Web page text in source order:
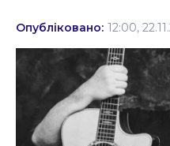
Освіта
Події
Політика
Соціум
Опубліковано: 12:00,